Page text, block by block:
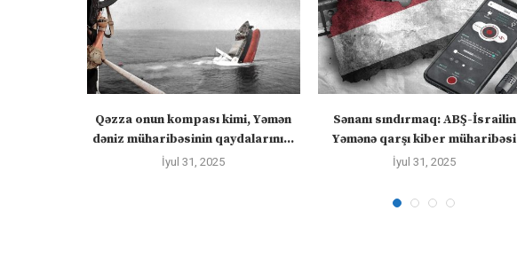
Qəzza onun kompası kimi, Yəmən
dəniz müharibəsinin qaydalarını...
İyul 31, 2025
Sənanı sındırmaq: ABŞ-İsrailin
Yəmənə qarşı kiber müharibəsi
İyul 31, 2025